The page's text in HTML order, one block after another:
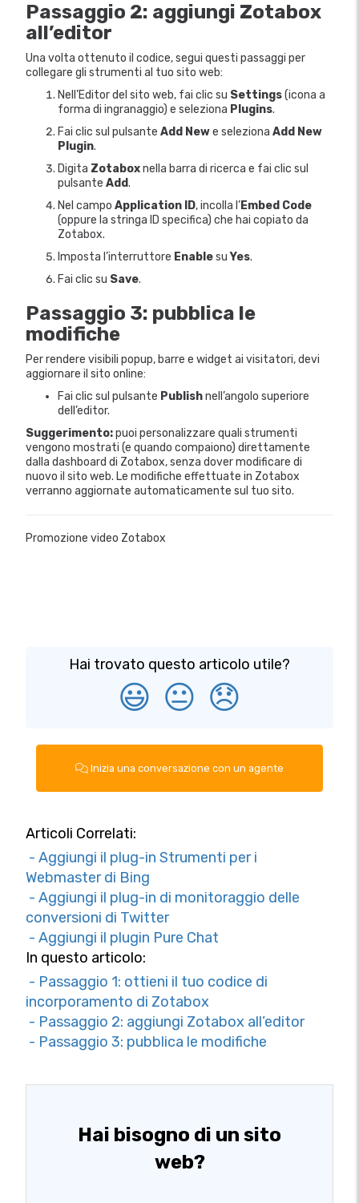
Passaggio 2: aggiungi Zotabox
all’editor
Una volta ottenuto il codice, segui questi passaggi per
collegare gli strumenti al tuo sito web:
Nell’Editor del sito web, fai clic su Settings(icona a
forma di ingranaggio) e seleziona Plugins.
Fai clic sul pulsante Add Newe seleziona Add New
Plugin.
Digita Zotaboxnella barra di ricerca e fai clic sul
pulsante Add.
Nel campo Application ID, incolla l’Embed Code
(oppure la stringa ID specifica) che hai copiato da
Zotabox.
Imposta l’interruttore EnablesuYes.
Fai clic su Save.
Passaggio 3: pubblica le
modifiche
Per rendere visibili popup, barre e widget ai visitatori, devi
aggiornare il sito online:
Fai clic sul pulsante Publishnell’angolo superiore
dell’editor.
Suggerimento:puoi personalizzare quali strumenti
vengono mostrati (e quando compaiono) direttamente
dalla dashboard di Zotabox, senza dover modificare di
nuovo il sito web. Le modifiche effettuate in Zotabox
verranno aggiornate automaticamente sul tuo sito.
Promozione video Zotabox
Hai trovato questo articolo utile?
😃 😐 😞
Inizia una conversazione con un agente
Articoli Correlati:
- Aggiungi il plug-in Strumenti per i
Webmaster di Bing
- Aggiungi il plug-in di monitoraggio delle
conversioni di Twitter
- Aggiungi il plugin Pure Chat
In questo articolo:
- Passaggio 1: ottieni il tuo codice di
incorporamento di Zotabox
- Passaggio 2: aggiungi Zotabox all’editor
- Passaggio 3: pubblica le modifiche
Hai bisogno di un sito
web?